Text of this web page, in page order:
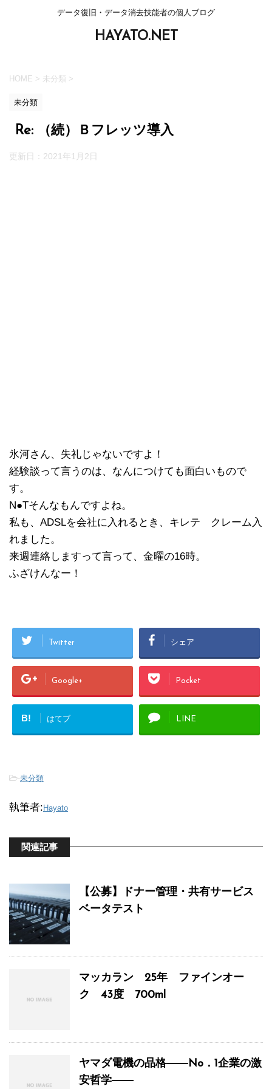
データ復旧・データ消去技能者の個人ブログ
HAYATO.NET
HOME > 未分類 >
未分類
Re: （続）Ｂフレッツ導入
更新日： 2021年1月2日
氷河さん、失礼じゃないですよ！
経験談って言うのは、なんにつけても面白いもので
す。
N●Tそんなもんですよね。
私も、ADSLを会社に入れるとき、キレテ クレーム入
れました。
来週連絡しますって言って、金曜の16時。
ふざけんなー！
Twitter シェア
Google+ Pocket
B! はてブ LINE
-未分類
執筆者: Hayato
関連記事
【公募】ドナー管理・共有サービス
ベータテスト
マッカラン 25年 ファインオー
ク 43度 700ml
ヤマダ電機の品格――No．1企業の激
安哲学――